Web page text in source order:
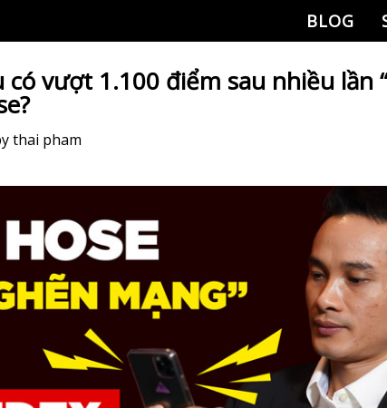
BLOG
có vượt 1.100 điểm sau nhiều lần
thai pham